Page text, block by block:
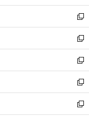
開
く
ウ
で
開
く
ン
ド
ウ
で
開
く
ウ
ィ
ン
ド
ウ
で
開
く
新
し
い
ウ
ィ
ン
ド
ウ
で
開
新
し
い
ウ
ィ
ン
ド
ウ
新
し
い
ウ
ィ
ン
新
し
い
ウ
新
し